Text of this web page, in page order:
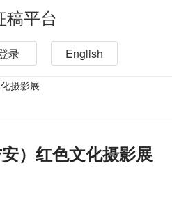
稿平台
录 English
）红色文化摄影展